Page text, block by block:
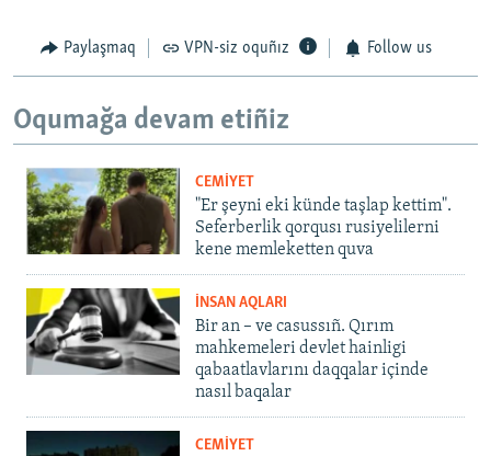
Paylaşmaq VPN-siz oquñız Follow us
Oqumağa devam etiñiz
CEMİYET
"Er şeyni eki künde taşlap kettim".
Seferberlik qorqusı rusiyelilerni
kene memleketten quva
İNSAN AQLARI
Bir an – ve casussıñ. Qırım
mahkemeleri devlet hainligi
qabaatlavlarını daqqalar içinde
nasıl baqalar
CEMİYET